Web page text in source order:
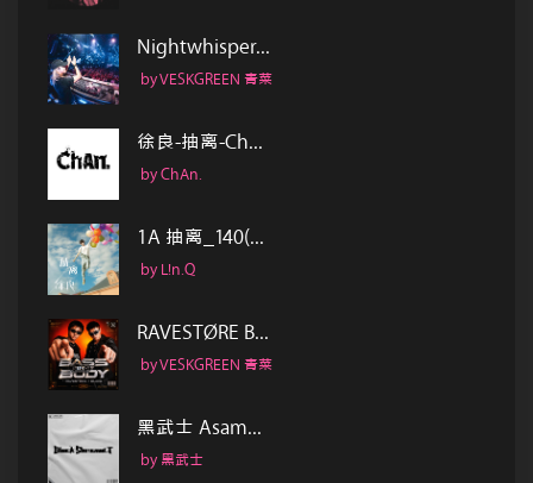
Nightwhisper...
by VESKGREEN 青菜
徐良-抽离-Ch...
by ChAn.
1A 抽离_140(...
by L!n.Q
RAVESTØRE B...
by VESKGREEN 青菜
黑武士 Asam...
by 黑武士